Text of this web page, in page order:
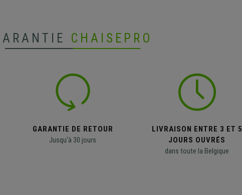
CHAISEPRO
GARANTIE DE RETOUR
Jusqu'à 30 jours
LIVRAISON ENTRE 3 ET 5
JOURS OUVRÉS
dans toute la Belgique